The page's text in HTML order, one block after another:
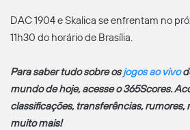
DAC 1904 e Skalica se enfrentam no
11h30 do horário de Brasília.
Para saber tudo sobre osjogos ao vivo
mundo de hoje, acesse o 365Scores.
classificações, transferências, rumores,
muito mais!